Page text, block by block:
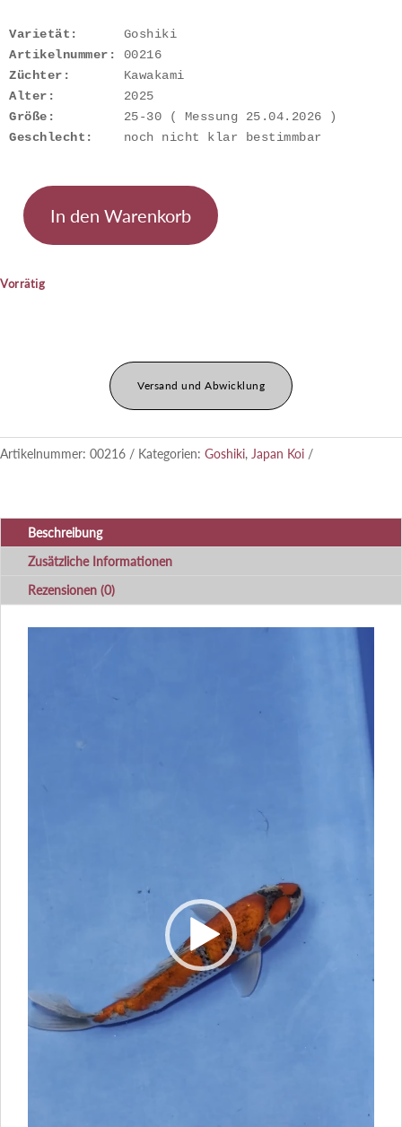
Varietät:
Artikelnummer:
Züchter:
Alter:
Größe:
Geschlecht:
    noch nicht klar bestimmbar
Goshiki
Menge
In den Warenkorb
Vorrätig
Versand und Abwicklung
Artikelnummer: 00216 Kategorien: Goshiki, Japan Koi
Beschreibung
Zusätzliche Informationen
Rezensionen (0)